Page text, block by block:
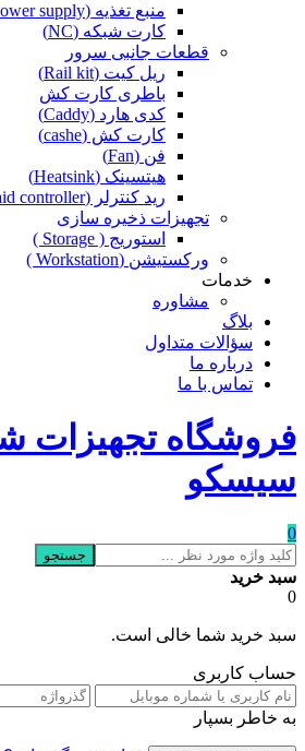
منبع تغذیه (Power supply)
کارت شبکه (NC)
قطعات جانبی سرور
ریل کیت (Rail kit)
باطری کارت کش
کدی هارد (Caddy)
کارت کش (cashe)
فن (Fan)
هیتسینک (Heatsink)
رید کنترلر (Raid controller)
تجهیزات ذخیره سازی
استوریج ( Storage )
ورکستیشن (Workstation )
خدمات
مشاوره
بلاگ
سؤالات متداول
درباره ما
تماس با ما
فروشگاه تجهیزات
سیسکو
0
جستجو
سبد خرید
0
سبد خرید شما خالی است.
حساب کاربری
به خاطر بسپار